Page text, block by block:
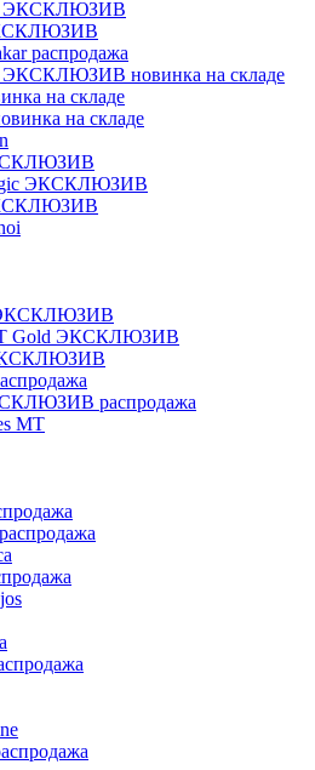
ЭКСКЛЮЗИВ
распродажа
ЭКСКЛЮЗИВ новинка на складе
на складе
на складе
ЭКСКЛЮЗИВ
ЭКСКЛЮЗИВ
Gold ЭКСКЛЮЗИВ
распродажа
MT